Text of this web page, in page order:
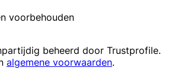
voorbehouden
beheerd door Trustprofile.
algemene voorwaarden.